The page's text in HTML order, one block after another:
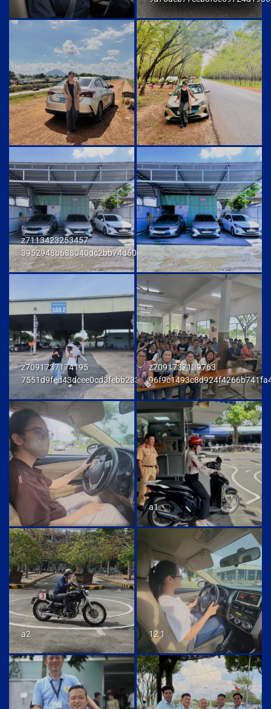
z7113423253457
3952948b638040dc2bb74d606db7a6f9
z7091737174195
7551d9fed43dcee0cd3febb233847292
z7091737139763
a1
a2 12 1